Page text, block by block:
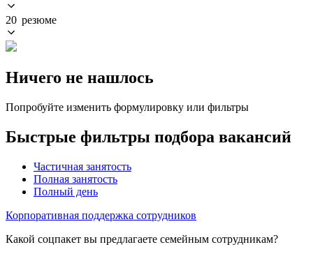
20 резюме
Ничего не нашлось
Попробуйте изменить формулировку или фильтры
Быстрые фильтры подбора вакансий
Частичная занятость
Полная занятость
Полный день
Корпоративная поддержка сотрудников
Какой соцпакет вы предлагаете семейным сотрудникам?